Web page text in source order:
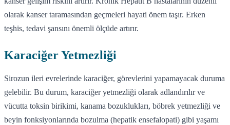
olarak kanser taramasından geçmeleri hayati önem taşır. Erken
teşhis, tedavi şansını önemli ölçüde artırır.
Karaciğer Yetmezliği
Sirozun ileri evrelerinde karaciğer, görevlerini yapamayacak duruma
gelebilir. Bu durum, karaciğer yetmezliği olarak adlandırılır ve
vücutta toksin birikimi, kanama bozuklukları, böbrek yetmezliği ve
beyin fonksiyonlarında bozulma (hepatik ensefalopati) gibi yaşamı